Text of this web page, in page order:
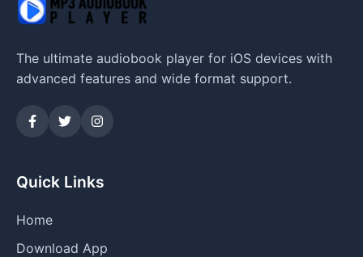
The ultimate audiobook player for iOS devices with
advanced features and wide format support.
Quick Links
Home
Download App